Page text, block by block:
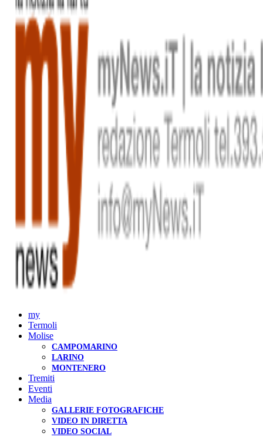
my
Termoli
Molise
CAMPOMARINO
LARINO
MONTENERO
Tremiti
Eventi
Media
GALLERIE FOTOGRAFICHE
VIDEO IN DIRETTA
VIDEO SOCIAL